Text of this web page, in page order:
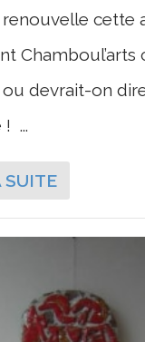
renouvelle cette
Chamboul’arts
devrait-on
...
SUITE